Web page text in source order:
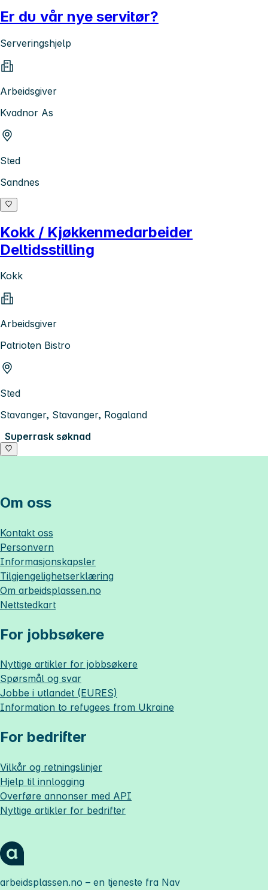
Er du vår nye servitør?
Serveringshjelp
Arbeidsgiver
Kvadnor As
Sted
Sandnes
Kokk / Kjøkkenmedarbeider
Deltidsstilling
Kokk
Arbeidsgiver
Patrioten Bistro
Sted
Stavanger, Stavanger, Rogaland
Superrask søknad
Om oss
Kontakt oss
Personvern
Informasjonskapsler
Tilgjengelighetserklæring
Om arbeidsplassen.no
Nettstedkart
For jobbsøkere
Nyttige artikler for jobbsøkere
Spørsmål og svar
Jobbe i utlandet (EURES)
Information to refugees from Ukraine
For bedrifter
Vilkår og retningslinjer
Hjelp til innlogging
Overføre annonser med API
Nyttige artikler for bedrifter
arbeidsplassen.no – en tjeneste fra Nav